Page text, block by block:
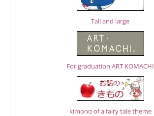
Tall and large
For graduation ART KOMACHI
kimono of a fairy tale theme